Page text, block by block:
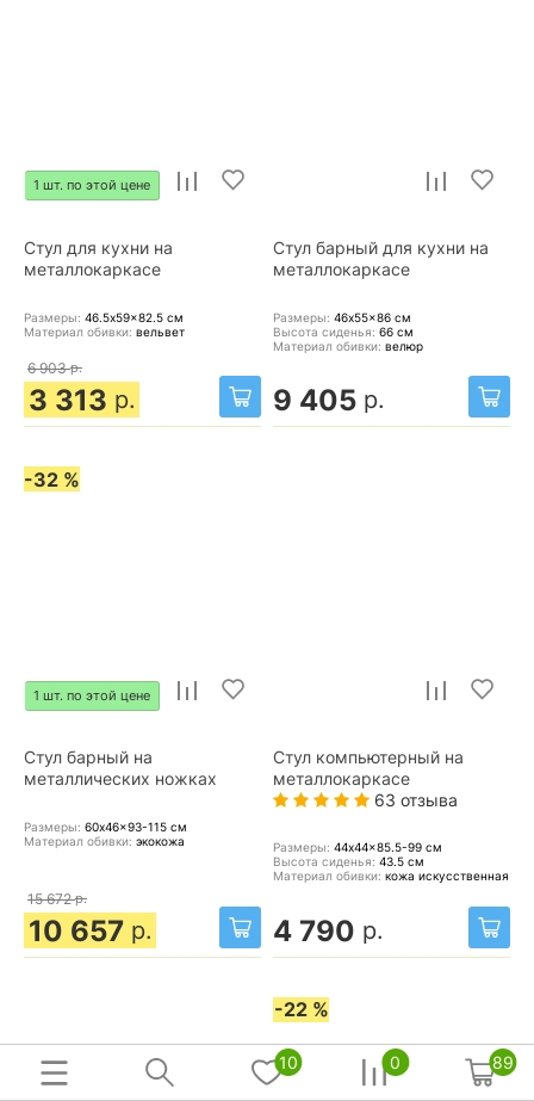
1 шт. по этой цене
Стул для кухни на
металлокаркасе
Размеры: 46.5x59x82.5 см
Материал обивки: вельвет
6 903 р.
3 313 р.
Стул барный для кухни на
металлокаркасе
Размеры: 46x55x86 см
Высота сиденья: 66 см
Материал обивки: велюр
9 405 р.
-32 %
1 шт. по этой цене
Стул барный на
металлических ножках
Размеры: 60x46x93-115 см
Материал обивки: экокожа
15 672 р.
10 657 р.
Стул компьютерный на
металлокаркасе
63 отзыва
Размеры: 44x44x85.5-99 см
Высота сиденья: 43.5 см
Материал обивки: кожа искусственная
4 790 р.
-22 %
10 0 89